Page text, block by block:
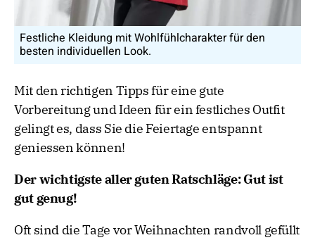
Festliche Kleidung mit Wohlfühlcharakter für den
besten individuellen Look.
Mit den richtigen Tipps für eine gute
Vorbereitung und Ideen für ein festliches Outfit
gelingt es, dass Sie die Feiertage entspannt
geniessen können!
Der wichtigste aller guten Ratschläge: Gut ist
gut genug!
Oft sind die Tage vor Weihnachten randvoll gefüllt